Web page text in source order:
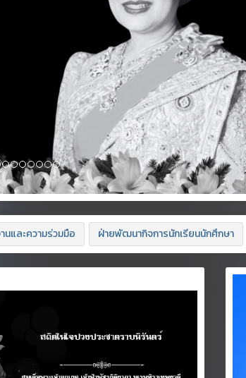
นและความร่วมมือ ฝ่ายพัฒนากิจการนักเรียนนักศึกษา